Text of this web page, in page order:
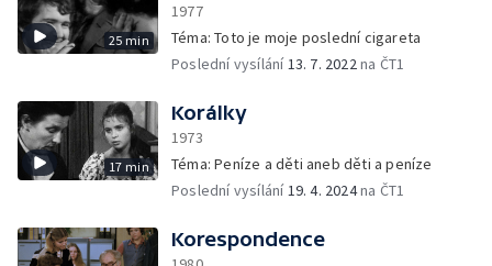
25 min
1977
Téma: Toto je moje poslední cigareta
Poslední vysílání13. 7. 2022na ČT1
17 min
Korálky
1973
Téma: Peníze a děti aneb děti a peníze
Poslední vysílání19. 4. 2024na ČT1
Korespondence